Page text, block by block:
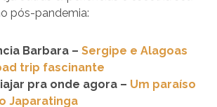
pós-pandemia:
Barbara – Sergipe e Alagoas
trip fascinante
pra onde agora – Um paraíso
Japaratinga